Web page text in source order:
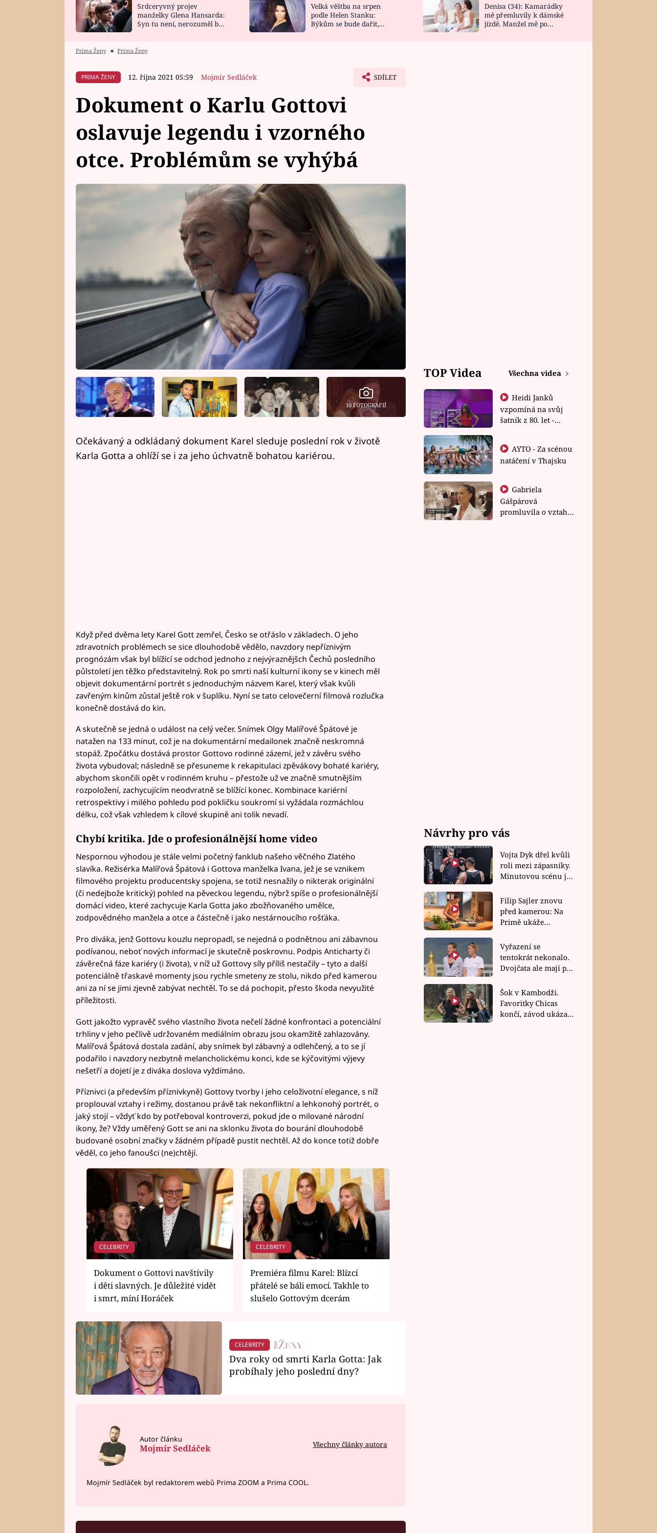
HOROSKOP NA
CELEBRITY
VAŘENÍ
NOVINKY
VIDEORECEPTY
DESIGN
Srdceryvný projev
manželky Glena Hansarda:
Syn tu není, nerozuměl by
Velká věštba na srpen
podle Helen Stanku:
Býkům se bude dařit,
Denisa (34): Kamarádky
mě přemluvily k dámské
jízdě. Manžel mě po
Prima Ženy ■ Prima Ženy
PRIMA ŽENY 12. října 2021 05:59 Mojmír Sedláček SDÍLET
Dokument o Karlu Gottovi
oslavuje legendu i vzorného
otce. Problémům se vyhýbá
10 FOTOGRAFIÍ
Očekávaný a odkládaný dokument Karel sleduje poslední rok v životě
Karla Gotta a ohlíží se i za jeho úchvatně bohatou kariérou.
Když před dvěma lety Karel Gott zemřel, Česko se otřáslo v základech. O jeho
zdravotních problémech se sice dlouhodobě vědělo, navzdory nepříznivým
prognózám však byl blížící se odchod jednoho z nejvýraznějšch Čechů posledního
půlstoletí jen těžko představitelný. Rok po smrti naší kulturní ikony se v kinech měl
objevit dokumentární portrét s jednoduchým názvem Karel, který však kvůli
zavřeným kinům zůstal ještě rok v šuplíku. Nyní se tato celovečerní filmová rozlučka
konečně dostává do kin.
A skutečně se jedná o událost na celý večer. Snímek Olgy Malířové Špátové je
natažen na 133 minut, což je na dokumentární medailonek značně neskromná
stopáž. Zpočátku dostává prostor Gottovo rodinné zázemí, jež v závěru svého
života vybudoval; následně se přesuneme k rekapitulaci zpěvákovy bohaté kariéry,
abychom skončili opět v rodinném kruhu – přestože už ve značně smutnějším
rozpoložení, zachycujícím neodvratně se blížící konec. Kombinace kariérní
retrospektivy i milého pohledu pod pokličku soukromí si vyžádala rozmáchlou
délku, což však vzhledem k cílové skupině ani tolik nevadí.
Chybí kritika. Jde o profesionálnější home video
Nespornou výhodou je stále velmi početný fanklub našeho věčného Zlatého
slavíka. Režisérka Malířová Špátová i Gottova manželka Ivana, jež je se vznikem
filmového projektu producentsky spojena, se totiž nesnažily o nikterak originální
(či nedejbože kritický) pohled na pěveckou legendu, nýbrž spíše o profesionálnější
domácí video, které zachycuje Karla Gotta jako zbožňovaného umělce,
zodpovědného manžela a otce a částečně i jako nestárnoucího rošťáka.
Pro diváka, jenž Gottovu kouzlu nepropadl, se nejedná o podnětnou ani zábavnou
podívanou, neboť nových informací je skutečně poskrovnu. Podpis Anticharty či
závěrečná fáze kariéry (i života), v níž už Gottovy síly příliš nestačily – tyto a další
potenciálně třaskavé momenty jsou rychle smeteny ze stolu, nikdo před kamerou
ani za ní se jimi zjevně zabývat nechtěl. To se dá pochopit, přesto škoda nevyužité
příležitosti.
Gott jakožto vypravěč svého vlastního života nečelí žádné konfrontaci a potenciální
trhliny v jeho pečlivě udržovaném mediálním obrazu jsou okamžitě zahlazovány.
Malířová Špátová dostala zadání, aby snímek byl zábavný a odlehčený, a to se jí
podařilo i navzdory nezbytně melancholickému konci, kde se kýčovitými výjevy
nešetří a dojetí je z diváka doslova vyždímáno.
Příznivci (a především příznivkyně) Gottovy tvorby i jeho celoživotní elegance, s níž
proplouval vztahy i režimy, dostanou právě tak nekonfliktní a lehkonohý portrét, o
jaký stojí – vždyť kdo by potřeboval kontroverzi, pokud jde o milované národní
ikony, že? Vždy uměřený Gott se ani na sklonku života do bourání dlouhodobě
budované osobní značky v žádném případě pustit nechtěl. Až do konce totiž dobře
věděl, co jeho fanoušci (ne)chtějí.
CELEBRITY
Dokument o Gottovi navštívily
i děti slavných. Je důležité vidět
i smrt, míní Horáček
CELEBRITY
Premiéra filmu Karel: Blízcí
přátelé se báli emocí. Takhle to
slušelo Gottovým dcerám
CELEBRITY
Dva roky od smrti Karla Gotta: Jak
probíhaly jeho poslední dny?
Autor článku
Mojmír Sedláček Všechny články autora
Mojmír Sedláček byl redaktorem webů Prima ZOOM a Prima COOL.
TOP Videa Všechna videa
Heidi Janků
vzpomíná na svůj
šatník z 80. let -
natáčení v Thajsku
Gabriela
Gášpárová
promluvila o vztahu
Návrhy pro vás
Vojta Dyk dřel kvůli
roli mezi zápasníky.
Minutovou scénu jel
Filip Sajler znovu
před kamerou: Na
Primě ukáže
rychlé recepty
Vyřazení se
tentokrát nekonalo.
Dvojčata ale mají po
závodu nůž na krku
Šok v Kambodži.
Favoritky Chicas
končí, závod ukázal